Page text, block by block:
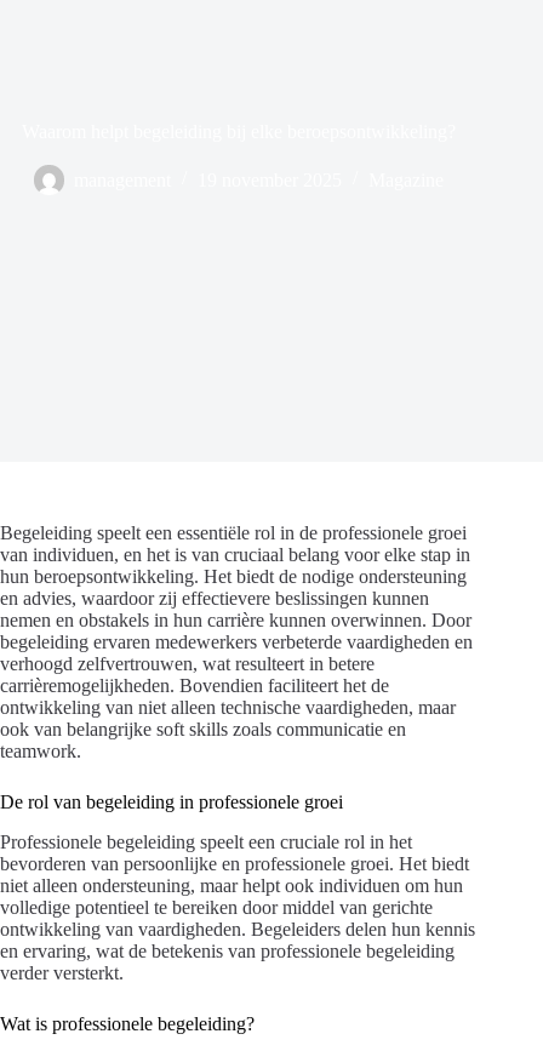
Begeleiding speelt een essentiële rol in de professionele groei
van individuen, en het is van cruciaal belang voor elke stap in
hun beroepsontwikkeling. Het biedt de nodige ondersteuning
en advies, waardoor zij effectievere beslissingen kunnen
nemen en obstakels in hun carrière kunnen overwinnen. Door
begeleiding ervaren medewerkers verbeterde vaardigheden en
verhoogd zelfvertrouwen, wat resulteert in betere
carrièremogelijkheden. Bovendien faciliteert het de
ontwikkeling van niet alleen technische vaardigheden, maar
ook van belangrijke soft skills zoals communicatie en
teamwork.
De rol van begeleiding in professionele groei
Professionele begeleiding speelt een cruciale rol in het
bevorderen van persoonlijke en professionele groei. Het biedt
niet alleen ondersteuning, maar helpt ook individuen om hun
volledige potentieel te bereiken door middel van gerichte
ontwikkeling van vaardigheden. Begeleiders delen hun kennis
en ervaring, wat de betekenis van professionele begeleiding
verder versterkt.
Wat is professionele begeleiding?